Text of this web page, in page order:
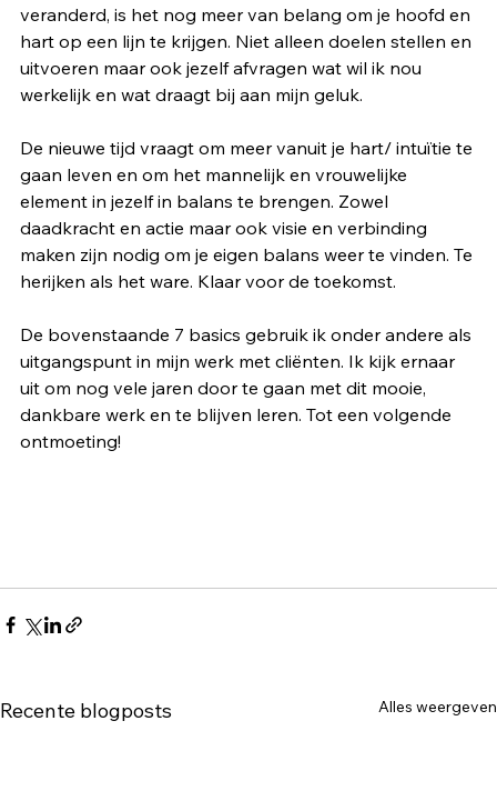
veranderd, is het nog meer van belang om je hoofd en
hart op een lijn te krijgen. Niet alleen doelen stellen en
uitvoeren maar ook jezelf afvragen wat wil ik nou
werkelijk en wat draagt bij aan mijn geluk.
De nieuwe tijd vraagt om meer vanuit je hart/ intuïtie te
gaan leven en om het mannelijk en vrouwelijke
element in jezelf in balans te brengen. Zowel
daadkracht en actie maar ook visie en verbinding
maken zijn nodig om je eigen balans weer te vinden. Te
herijken als het ware. Klaar voor de toekomst.
De bovenstaande 7 basics gebruik ik onder andere als
uitgangspunt in mijn werk met cliënten. Ik kijk ernaar
uit om nog vele jaren door te gaan met dit mooie,
dankbare werk en te blijven leren. Tot een volgende
ontmoeting!
Recente blogposts Alles weergeven